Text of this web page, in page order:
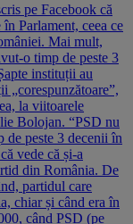
pe Facebook că
Parlament, ceea ce
Mai mult,
o timp de peste 3
instituții au
„corespunzătoare”,
la viitoarele
Bolojan. “PSD nu
de peste 3 decenii în
vede că și-a
din România. De
partidul care
chiar și când era în
când PSD (pe